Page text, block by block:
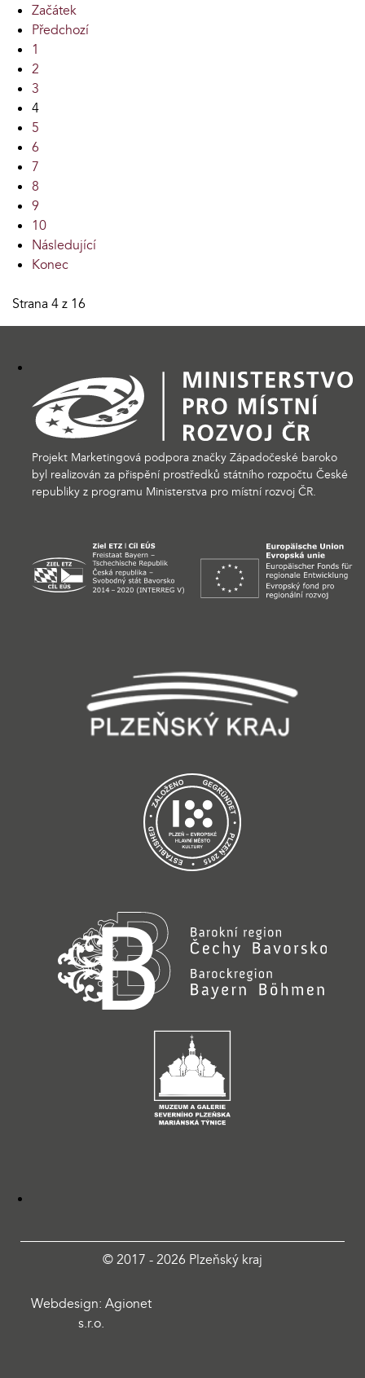
Začátek
Předchozí
1
2
3
4
5
6
7
8
9
10
Následující
Konec
Strana 4 z 16
Projekt Marketingová podpora značky Západočeské baroko
byl realizován za přispění prostředků státního rozpočtu České
republiky z programu Ministerstva pro místní rozvoj ČR.
© 2017 - 2026 Plzeňský kraj
Webdesign: Agionet
s.r.o.